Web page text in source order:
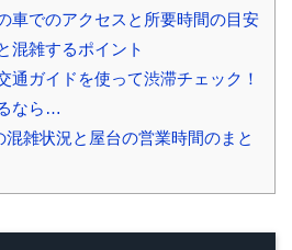
車でのアクセスと所要時間の目安
混雑するポイント
通ガイドを使って渋滞チェック！
なら…
雑状況と屋台の営業時間のまと